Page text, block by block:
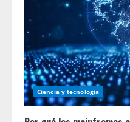
Ciencia y tecnologia